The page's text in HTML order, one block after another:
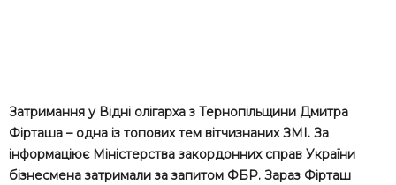
Затримання у Відні олігарха з Тернопільщини Дмитра
Фірташа – одна із топових тем вітчизнаних ЗМІ. За
інформаціює Міністерства закордонних справ України
бізнесмена затримали за запитом ФБР. Зараз Фірташ